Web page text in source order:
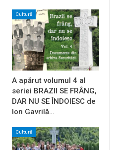
Cultură
A apărut volumul 4 al
seriei BRAZII SE FRÂNG,
DAR NU SE ÎNDOIESC de
Ion Gavrilă…
Cultură